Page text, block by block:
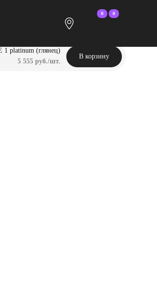
0 0
1 platinum (глянец)
5 555 руб./шт.
В корзину